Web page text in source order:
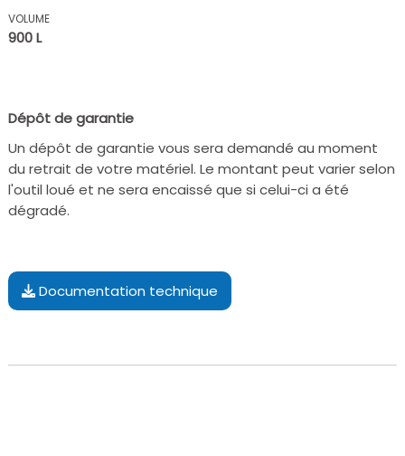
VOLUME
900 L
Dépôt de garantie
Un dépôt de garantie vous sera demandé au moment
du retrait de votre matériel. Le montant peut varier selon
l'outil loué et ne sera encaissé que si celui-ci a été
dégradé.
Documentation technique